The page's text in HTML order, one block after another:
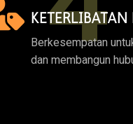
Berkesempatan
dan membangun